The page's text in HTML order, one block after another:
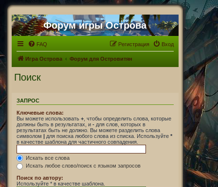
Форум игры Острова
FAQ Вход
Регистрация
Игра Острова Форум для Островитян
Поиск
ЗАПРОС
Ключевые слова:
Вы можете использовать + , чтобы определить слова, которые
должны быть в результатах, и - для слов, которых в
результатах быть не должно. Вы можете разделить слова
символом | для поиска любого слова из списка. Используйте *
в качестве шаблона для частичного совпадения.
Искать все слова
Искать любое слово/поиск с языком запросов
Поиск по автору:
Используйте * в качестве шаблона.